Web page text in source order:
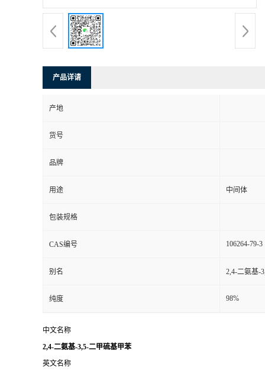
产品详请
产地
货号
品牌
用途 中间体
包装规格
CAS编号 106264-79-3
别名 2,4-二氨基-
纯度 98%
中文名称
2,4-二氨基-3,5-二甲硫基甲苯
英文名称